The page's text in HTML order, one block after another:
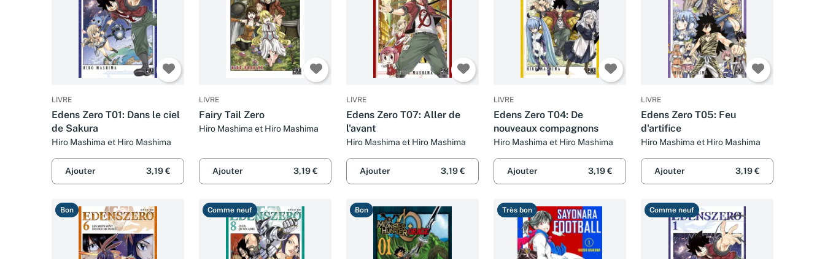
LIVRE
Edens Zero T01: Dans le ciel
de Sakura
Hiro Mashima et Hiro Mashima
Ajouter 3,19 €
LIVRE
Fairy Tail Zero
Hiro Mashima et Hiro Mashima
Ajouter 3,19 €
LIVRE
Edens Zero T07: Aller de
l'avant
Hiro Mashima et Hiro Mashima
Ajouter 3,19 €
LIVRE
Edens Zero T04: De
nouveaux compagnons
Hiro Mashima et Hiro Mashima
Ajouter 3,19 €
LIVRE
Edens Zero T05: Feu
d'artifice
Hiro Mashima et Hiro Mashima
Ajouter 3,19 €
Bon Comme neuf Bon Très bon Comme neuf